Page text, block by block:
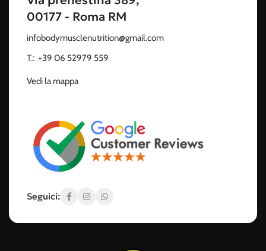
00177 - Roma RM
infobodymusclenutrition@gmail.com
T.: +39 06 52979 559
Vedi la mappa
Seguici: